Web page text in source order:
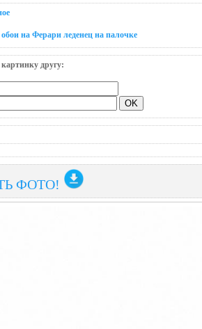
на Ферари леденец на палочке
другу:
ФОТО!